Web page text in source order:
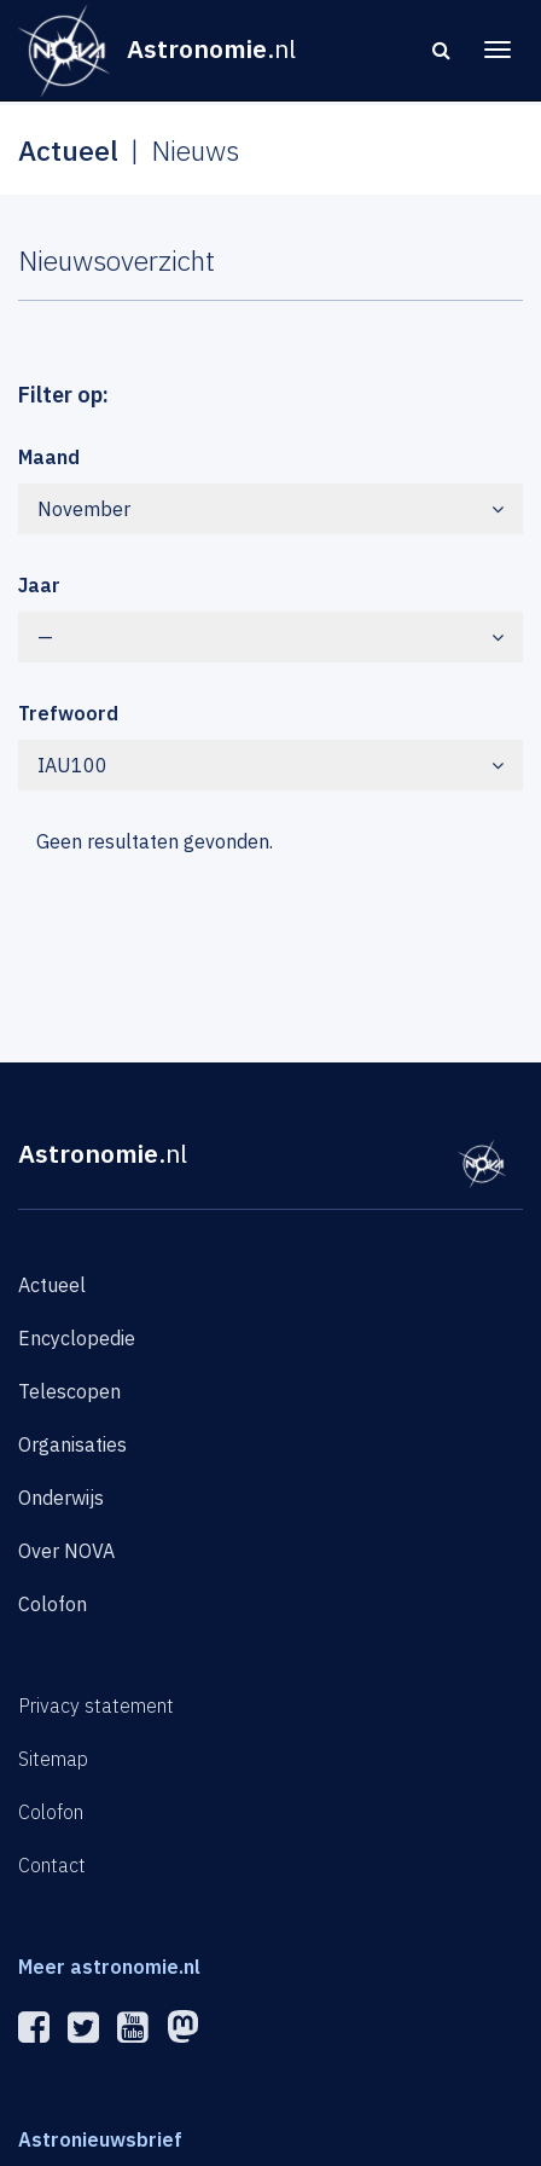
Astronomie.nl
Actueel Nieuws
Nieuwsoverzicht
Filter op:
Maand
November
Jaar
—
Trefwoord
IAU100
Geen resultaten gevonden.
Astronomie.nl
Actueel
Encyclopedie
Telescopen
Organisaties
Onderwijs
Over NOVA
Colofon
Privacy statement
Sitemap
Colofon
Contact
Meer astronomie.nl
Astronieuwsbrief